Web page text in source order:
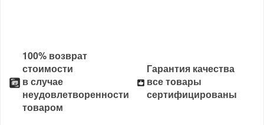
100% возврат
стоимости
в случае
неудовлетворенности
товаром
Гарантия качества
все товары
сертифицированы